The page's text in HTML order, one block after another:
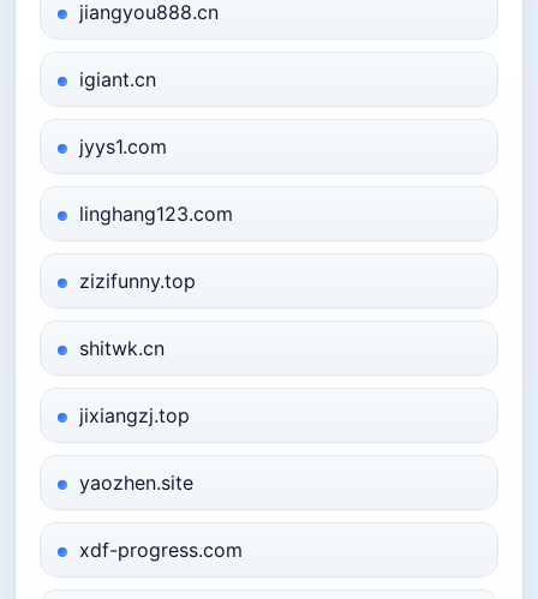
jiangyou888.cn
igiant.cn
jyys1.com
linghang123.com
zizifunny.top
shitwk.cn
jixiangzj.top
yaozhen.site
xdf-progress.com